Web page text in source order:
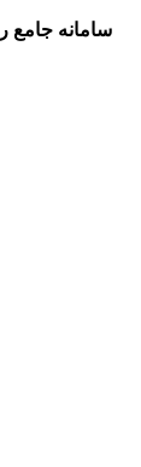
سامانه جامع